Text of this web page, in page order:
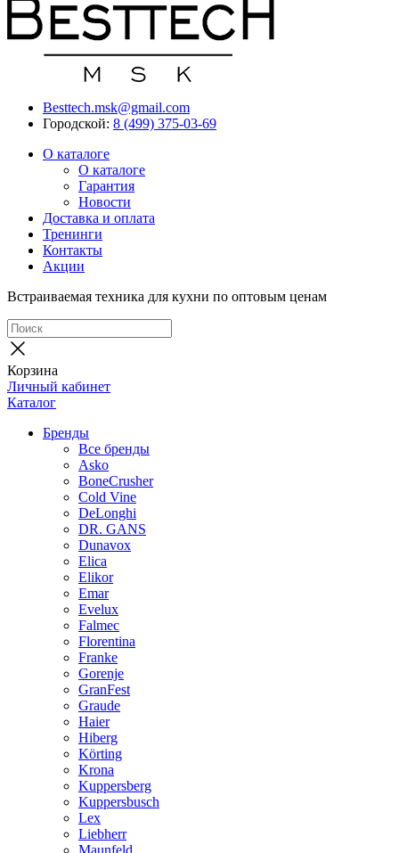
Besttech.msk@gmail.com
Городской: 8 (499) 375-03-69
О каталоге
О каталоге
Гарантия
Новости
Доставка и оплата
Тренинги
Контакты
Акции
Встраиваемая техника для кухни по оптовым ценам
Корзина
Личный кабинет
Каталог
Бренды
Все бренды
Asko
BoneCrusher
Cold Vine
DeLonghi
DR. GANS
Dunavox
Elica
Elikor
Emar
Evelux
Falmec
Florentina
Franke
Gorenje
GranFest
Graude
Haier
Hiberg
Körting
Krona
Kuppersberg
Kuppersbusch
Lex
Liebherr
Maunfeld